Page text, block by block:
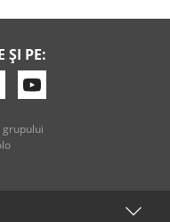
ȘI PE:
grupului